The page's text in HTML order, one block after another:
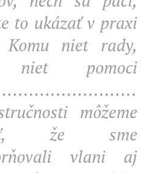
to ukázať v praxi
niet rady,
pomoci
môžeme
že sme
vlani aj